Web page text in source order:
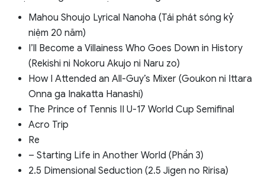
Mahou Shoujo Lyrical Nanoha (Tái phát sóng kỷ
niệm 20 năm)
I’ll Become a Villainess Who Goes Down in History
(Rekishi ni Nokoru Akujo ni Naru zo)
How I Attended an All-Guy’s Mixer (Goukon ni Ittara
Onna ga Inakatta Hanashi)
The Prince of Tennis II U-17 World Cup Semifinal
Acro Trip
Re
– Starting Life in Another World (Phần 3)
2.5 Dimensional Seduction (2.5 Jigen no Ririsa)